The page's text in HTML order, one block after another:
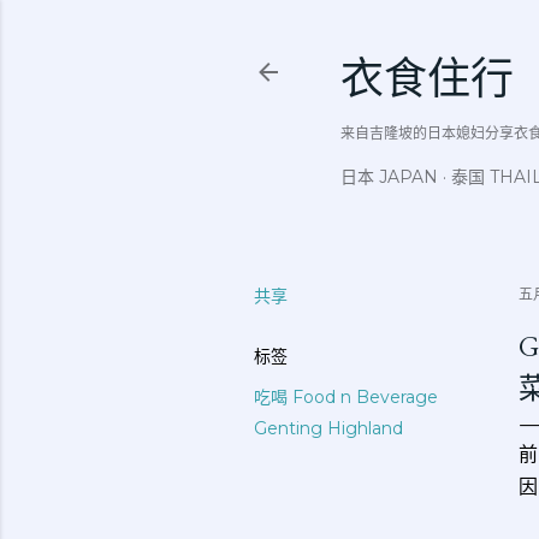
衣食住行
来自吉隆坡的日本媳妇分享
日本 JAPAN 泰国
共享
标签
吃喝 Food n Beverage
Genting Highland
五